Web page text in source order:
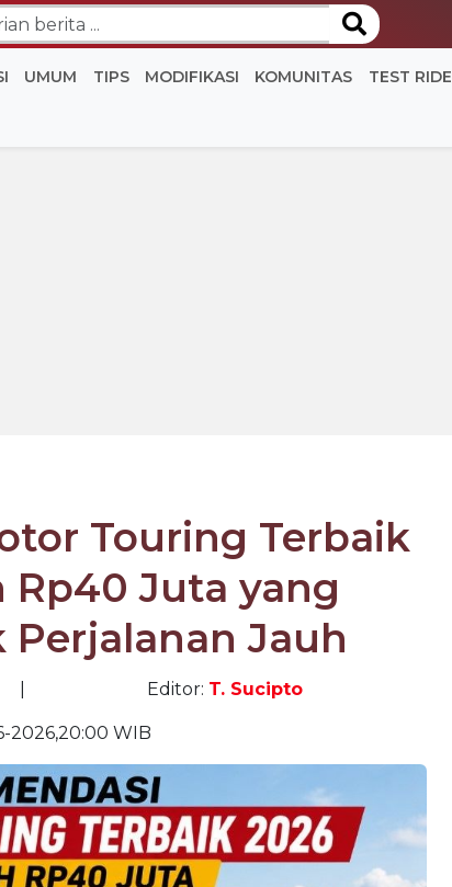
UMUM TIPS MODIFIKASI KOMUNITAS TEST RIDE
Touring Terbaik
Rp40 Juta yang
Jauh
Editor: T. Sucipto
2026,20:00 WIB